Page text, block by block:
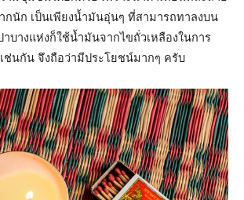
กนัก เป็นเพียงน้ำมันอุ่นๆ ที่สามารถทาลงบน
าบางแห่งก็ใช้น้ำมันจากไขถั่วเหลืองในการ
ช่นกัน จึงถือว่ามีประโยชน์มากๆ ครับ